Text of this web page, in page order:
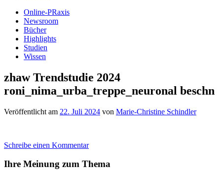
Online-PRaxis
Newsroom
Bücher
Highlights
Studien
Wissen
zhaw Trendstudie 2024
roni_nima_urba_treppe_neuronal beschn
Veröffentlicht am 22. Juli 2024 von Marie-Christine Schindler
Schreibe einen Kommentar
Ihre Meinung zum Thema